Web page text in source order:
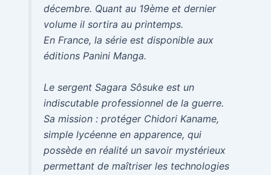
décembre. Quant au 19ème et dernier
volume il sortira au printemps.
En France, la série est disponible aux
éditions Panini Manga.
Le sergent Sagara Sôsuke est un
indiscutable professionnel de la guerre.
Sa mission : protéger Chidori Kaname,
simple lycéenne en apparence, qui
possède en réalité un savoir mystérieux
permettant de maîtriser les technologies